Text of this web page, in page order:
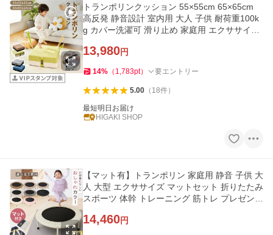
トランポリンクッション 55×55cm 65×65cm
高反発 静音設計 室内用 大人 子供 耐荷重100k
g カバー洗濯可 滑り止め 家庭用 エクササイズ
13,980円
14% （ 1,783pt） 要エントリー
5.00（ 18件）
最短明日お届け
HIGAKI SHOP
【マット有】トランポリン 家庭用 静音 子供 大
人 大型 エクササイズ マットセット 折りたたみ
スポーツ 体幹 トレーニング 筋トレ プレゼント
14,460円